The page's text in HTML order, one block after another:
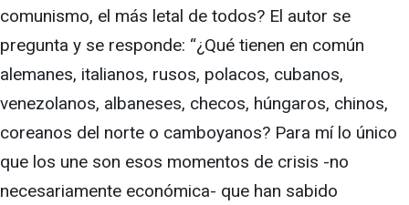
comunismo, el más letal de todos? El autor se
pregunta y se responde: “¿Qué tienen en común
alemanes, italianos, rusos, polacos, cubanos,
venezolanos, albaneses, checos, húngaros, chinos,
coreanos del norte o camboyanos? Para mí lo único
que los une son esos momentos de crisis -no
necesariamente económica- que han sabido